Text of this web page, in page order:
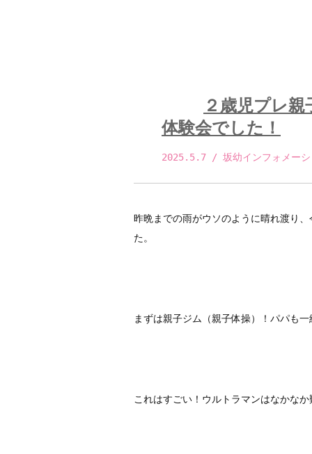
２歳児プレ
体験会でした！
2025.5.7 / 坂幼インフォメー
昨晩までの雨がウソのように晴れ渡り
た。
まずは親子ジム（親子体操）！パパも
これはすごい！ウルトラマンはなかな